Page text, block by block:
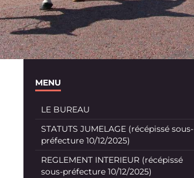
MENU
LE BUREAU
STATUTS JUMELAGE (récépissé sous-
préfecture 10/12/2025)
REGLEMENT INTERIEUR (récépissé
sous-préfecture 10/12/2025)